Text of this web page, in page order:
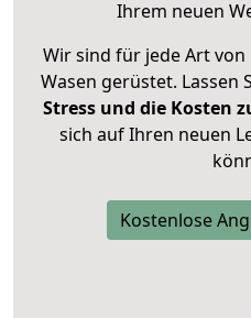
Ihrem neuen
Wir sind für jede Art
Wasen gerüstet. Lassen
Stress und die Kosten
sich auf Ihren neuen
Kostenlose